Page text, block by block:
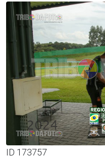
ID 173757